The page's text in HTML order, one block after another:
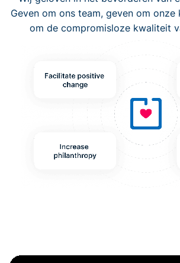
Geven om ons team, geven om onze
om de compromisloze kwaliteit